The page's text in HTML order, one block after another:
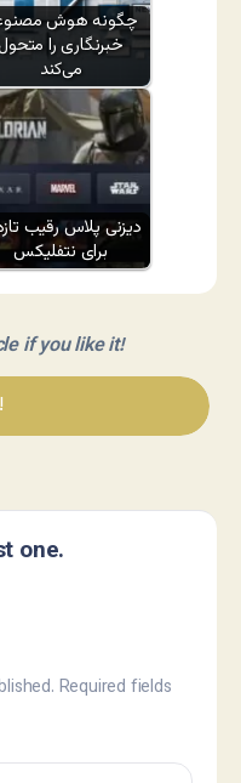
چگونه هوش
خبرنگاری را
می‌کند
دیزنی پلاس رقیب
برای نتفلیکس
if you like it!
one.
Required fields